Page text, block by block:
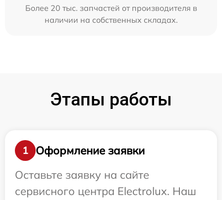
Более 20 тыс. запчастей от производителя в
наличии на собственных складах.
Этапы работы
1
Оформление заявки
Оставьте заявку на сайте
сервисного центра Electrolux. Наш